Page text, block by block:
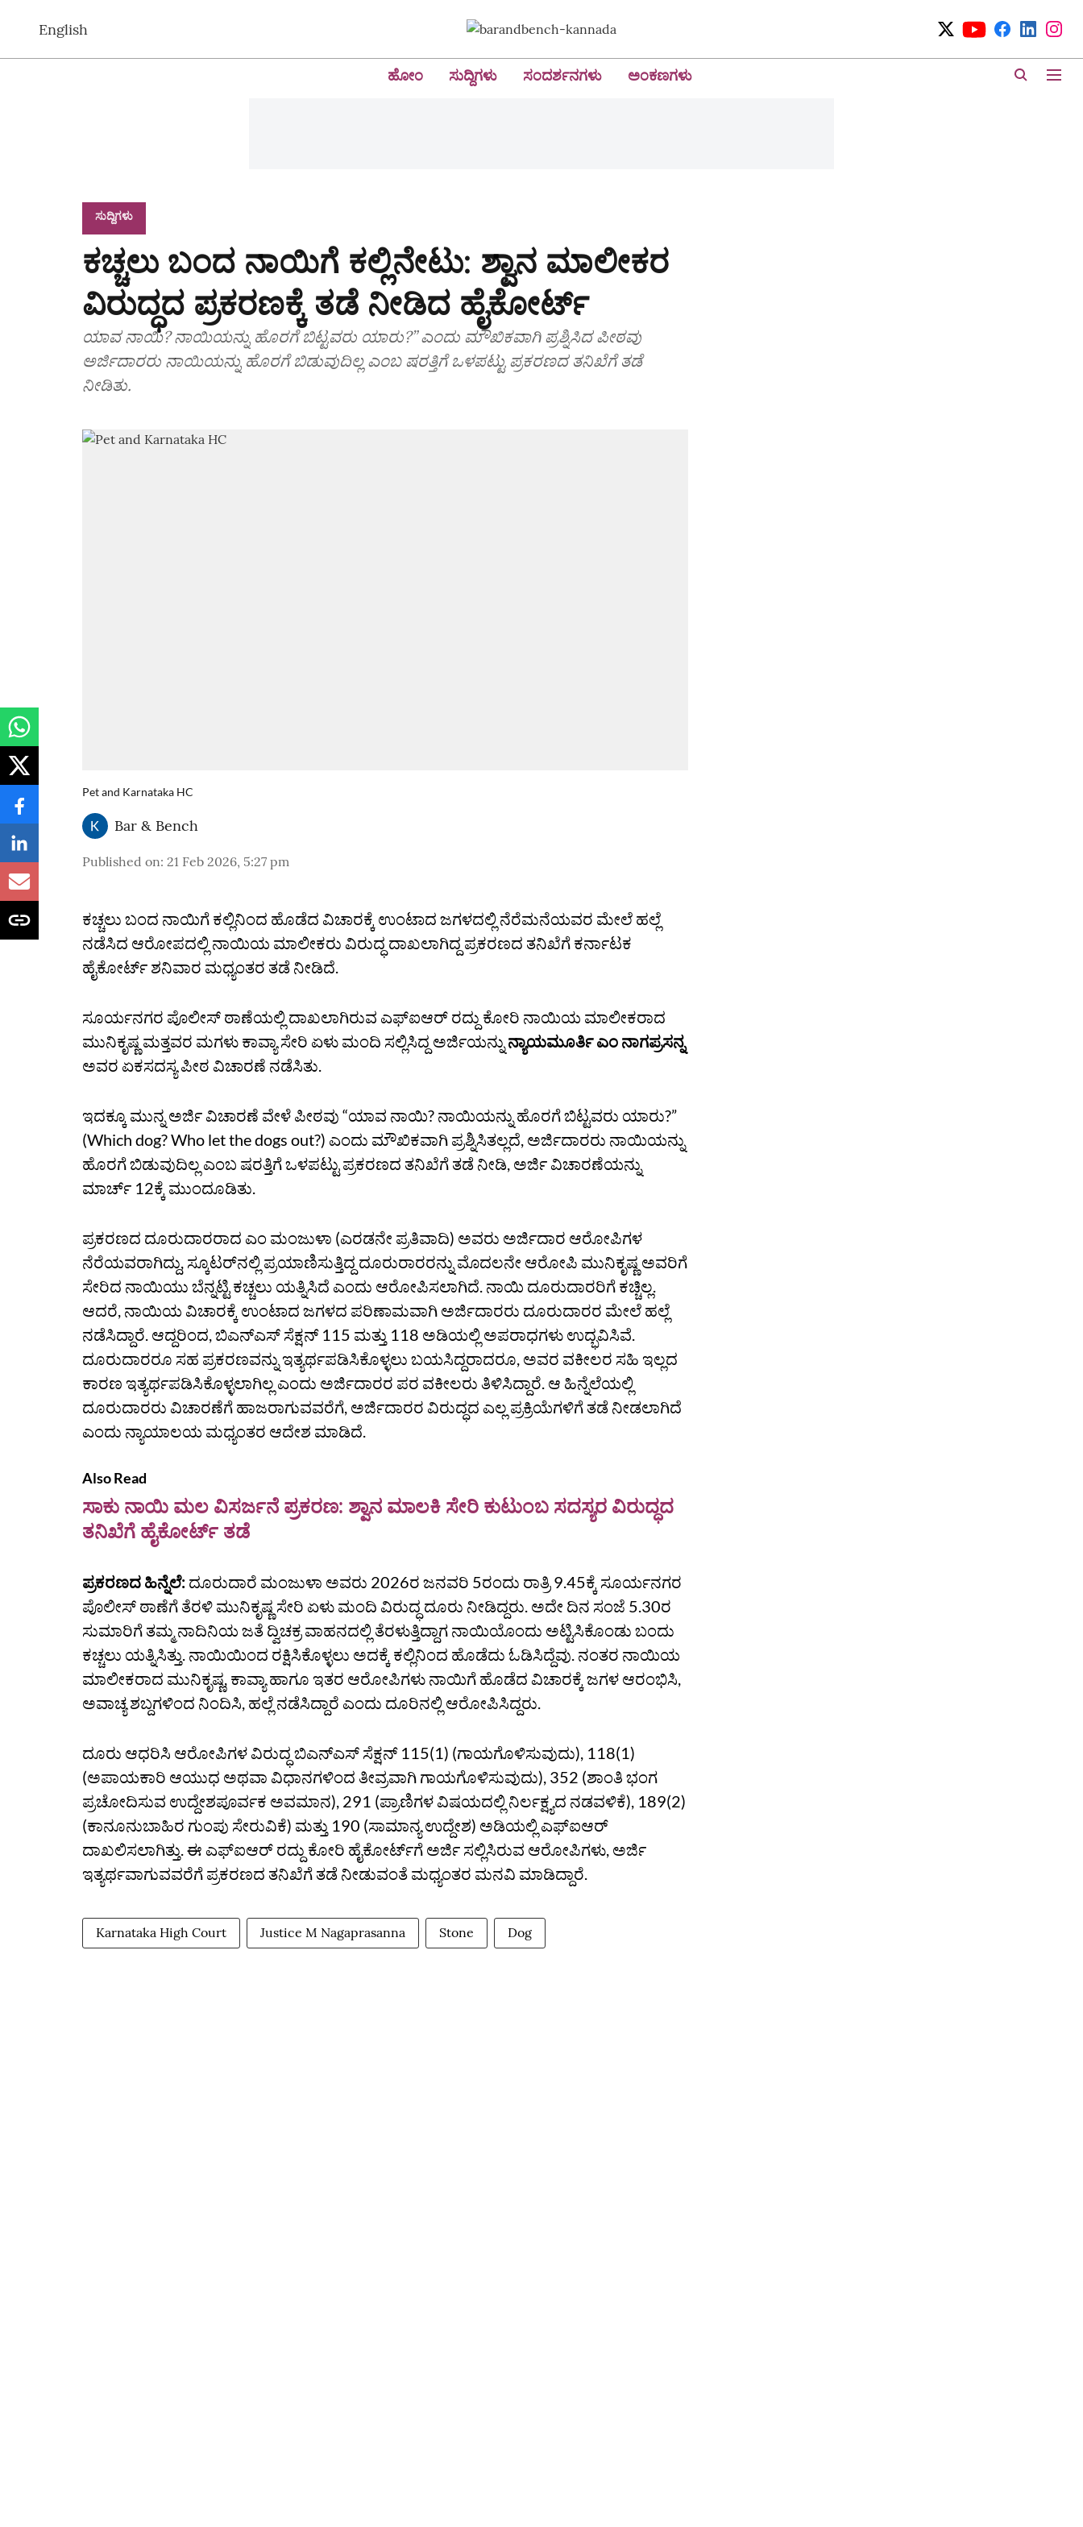
English
ಹೋಂ ಸುದ್ದಿಗಳು ಸಂದರ್ಶನಗಳು ಅಂಕಣಗಳು
ಸುದ್ದಿಗಳು
ಕಚ್ಚಲು ಬಂದ ನಾಯಿಗೆ ಕಲ್ಲಿನೇಟು: ಶ್ವಾನ ಮಾಲೀಕರ
ವಿರುದ್ಧದ ಪ್ರಕರಣಕ್ಕೆ ತಡೆ ನೀಡಿದ ಹೈಕೋರ್ಟ್‌
ಯಾವ ನಾಯಿ? ನಾಯಿಯನ್ನು ಹೊರಗೆ ಬಿಟ್ಟವರು ಯಾರು?” ಎಂದು ಮೌಖಿಕವಾಗಿ ಪ್ರಶ್ನಿಸಿದ ಪೀಠವು
ಅರ್ಜಿದಾರರು ನಾಯಿಯನ್ನು ಹೊರಗೆ ಬಿಡುವುದಿಲ್ಲ ಎಂಬ ಷರತ್ತಿಗೆ ಒಳಪಟ್ಟು ಪ್ರಕರಣದ ತನಿಖೆಗೆ ತಡೆ
ನೀಡಿತು.
Pet and Karnataka HC
Bar & Bench
Published on: 21 Feb 2026, 5:27 pm
ಕಚ್ಚಲು ಬಂದ ನಾಯಿಗೆ ಕಲ್ಲಿ‌ನಿಂದ ಹೊಡೆದ ವಿಚಾರಕ್ಕೆ ಉಂಟಾದ ಜಗಳದಲ್ಲಿ ನೆರೆಮನೆಯವರ ಮೇಲೆ ಹಲ್ಲೆ
ನಡೆಸಿದ ಆರೋಪದಲ್ಲಿ ನಾಯಿಯ ಮಾಲೀಕರು ವಿರುದ್ಧ ದಾಖಲಾಗಿದ್ದ ಪ್ರಕರಣದ ತನಿಖೆಗೆ ಕರ್ನಾಟಕ
ಹೈಕೋರ್ಟ್ ಶನಿವಾರ ಮಧ್ಯಂತರ ತಡೆ ನೀಡಿದೆ.
ಸೂರ್ಯನಗರ ಪೊಲೀಸ್ ಠಾಣೆಯಲ್ಲಿ ದಾಖಲಾಗಿರುವ ಎಫ್ಐಆರ್ ರದ್ದು ಕೋರಿ ನಾಯಿಯ ಮಾಲೀಕರಾದ
ಮುನಿಕೃಷ್ಣ ಮತ್ತವರ ಮಗಳು ಕಾವ್ಯಾ ಸೇರಿ ಏಳು ಮಂದಿ ಸಲ್ಲಿಸಿದ್ದ ಅರ್ಜಿಯನ್ನು ನ್ಯಾಯಮೂರ್ತಿ ಎಂ ನಾಗಪ್ರಸನ್ನ
ಅವರ ಏಕಸದಸ್ಯ ಪೀಠ ವಿಚಾರಣೆ ನಡೆಸಿತು.
ಇದಕ್ಕೂ ಮುನ್ನ ಅರ್ಜಿ ವಿಚಾರಣೆ ವೇಳೆ ಪೀಠವು “ಯಾವ ನಾಯಿ? ನಾಯಿಯನ್ನು ಹೊರಗೆ ಬಿಟ್ಟವರು ಯಾರು?”
(Which dog? Who let the dogs out?) ಎಂದು ಮೌಖಿಕವಾಗಿ ಪ್ರಶ್ನಿಸಿತಲ್ಲದೆ, ಅರ್ಜಿದಾರರು ನಾಯಿಯನ್ನು
ಹೊರಗೆ ಬಿಡುವುದಿಲ್ಲ ಎಂಬ ಷರತ್ತಿಗೆ ಒಳಪಟ್ಟು ಪ್ರಕರಣದ ತನಿಖೆಗೆ ತಡೆ ನೀಡಿ, ಅರ್ಜಿ ವಿಚಾರಣೆಯನ್ನು
ಮಾರ್ಚ್ 12ಕ್ಕೆ ಮುಂದೂಡಿತು.
ಪ್ರಕರಣದ ದೂರುದಾರರಾದ ಎಂ ಮಂಜುಳಾ (ಎರಡನೇ ಪ್ರತಿವಾದಿ) ಅವರು ಅರ್ಜಿದಾರ ಆರೋಪಿಗಳ
ನೆರೆಯವರಾಗಿದ್ದು, ಸ್ಕೂಟರ್‌ನಲ್ಲಿ ಪ್ರಯಾಣಿಸುತ್ತಿದ್ದ ದೂರುರಾರರನ್ನು ಮೊದಲನೇ ಆರೋಪಿ ಮುನಿಕೃಷ್ಣ ಅವರಿಗೆ
ಸೇರಿದ ನಾಯಿಯು ಬೆನ್ನಟ್ಟಿ ಕಚ್ಚಲು ಯತ್ನಿಸಿದೆ ಎಂದು ಆರೋಪಿಸಲಾಗಿದೆ. ನಾಯಿ ದೂರುದಾರರಿಗೆ ಕಚ್ಚಿಲ್ಲ.
ಆದರೆ, ನಾಯಿಯ ವಿಚಾರಕ್ಕೆ ಉಂಟಾದ ಜಗಳದ ಪರಿಣಾಮವಾಗಿ ಅರ್ಜಿದಾರರು ದೂರುದಾರರ ಮೇಲೆ ಹಲ್ಲೆ
ನಡೆಸಿದ್ದಾರೆ. ಆದ್ದರಿಂದ, ಬಿಎನ್ಎಸ್ ಸೆಕ್ಷನ್ 115 ಮತ್ತು 118 ಅಡಿಯಲ್ಲಿ ಅಪರಾಧಗಳು ಉದ್ಭವಿಸಿವೆ.
ದೂರುದಾರರೂ ಸಹ ಪ್ರಕರಣವನ್ನು ಇತ್ಯರ್ಥಪಡಿಸಿಕೊಳ್ಳಲು ಬಯಸಿದ್ದರಾದರೂ, ಅವರ ವಕೀಲರ ಸಹಿ ಇಲ್ಲದ
ಕಾರಣ ಇತ್ಯರ್ಥಪಡಿಸಿಕೊಳ್ಳಲಾಗಿಲ್ಲ ಎಂದು ಅರ್ಜಿದಾರರ ಪರ ವಕೀಲರು ತಿಳಿಸಿದ್ದಾರೆ. ಆ ಹಿನ್ನೆಲೆಯಲ್ಲಿ
ದೂರುದಾರರು ವಿಚಾರಣೆಗೆ ಹಾಜರಾಗುವವರೆಗೆ, ಅರ್ಜಿದಾರರ ವಿರುದ್ಧದ ಎಲ್ಲ ಪ್ರಕ್ರಿಯೆಗಳಿಗೆ ತಡೆ ನೀಡಲಾಗಿದೆ
ಎಂದು ನ್ಯಾಯಾಲಯ ಮಧ್ಯಂತರ ಆದೇಶ ಮಾಡಿದೆ.
Also Read
ಸಾಕು ನಾಯಿ ಮಲ ವಿಸರ್ಜನೆ ಪ್ರಕರಣ: ಶ್ವಾನ ಮಾಲಕಿ ಸೇರಿ ಕುಟುಂಬ ಸದಸ್ಯರ ವಿರುದ್ಧದ
ತನಿಖೆಗೆ ಹೈಕೋರ್ಟ್‌ ತಡೆ
ಪ್ರಕರಣದ ಹಿನ್ನೆಲೆ: ದೂರುದಾರೆ ಮಂಜುಳಾ ಅವರು 2026ರ ಜನವರಿ 5ರಂದು ರಾತ್ರಿ 9.45ಕ್ಕೆ ಸೂರ್ಯನಗರ
ಪೊಲೀಸ್ ಠಾಣೆಗೆ ತೆರಳಿ ಮುನಿಕೃಷ್ಣ ಸೇರಿ ಏಳು ಮಂದಿ ವಿರುದ್ಧ ದೂರು ನೀಡಿದ್ದರು. ಅದೇ ದಿನ ಸಂಜೆ 5.30ರ
ಸುಮಾರಿಗೆ ತಮ್ಮ ನಾದಿನಿಯ ಜತೆ ದ್ವಿಚಕ್ರ ವಾಹನದಲ್ಲಿ ತೆರಳುತ್ತಿದ್ದಾಗ ನಾಯಿಯೊಂದು ಅಟ್ಟಿಸಿಕೊಂಡು ಬಂದು
ಕಚ್ಚಲು ಯತ್ನಿಸಿತ್ತು. ನಾಯಿಯಿಂದ ರಕ್ಷಿಸಿಕೊಳ್ಳಲು ಅದಕ್ಕೆ ಕಲ್ಲಿನಿಂದ ಹೊಡೆದು ಓಡಿಸಿದ್ದೆವು. ನಂತರ ನಾಯಿಯ
ಮಾಲೀಕರಾದ ಮುನಿಕೃಷ್ಣ, ಕಾವ್ಯಾ ಹಾಗೂ ಇತರ ಆರೋಪಿಗಳು ನಾಯಿಗೆ ಹೊಡೆದ ವಿಚಾರಕ್ಕೆ ಜಗಳ ಆರಂಭಿಸಿ,
ಅವಾಚ್ಯ ಶಬ್ದಗಳಿಂದ ನಿಂದಿಸಿ, ಹಲ್ಲೆ ನಡೆಸಿದ್ದಾರೆ ಎಂದು ದೂರಿನಲ್ಲಿ ಆರೋಪಿಸಿದ್ದರು.
ದೂರು ಆಧರಿಸಿ ಆರೋಪಿಗಳ ವಿರುದ್ಧ ಬಿಎನ್‌ಎಸ್ ಸೆಕ್ಷನ್ 115(1) (ಗಾಯಗೊಳಿಸುವುದು), 118(1)
(ಅಪಾಯಕಾರಿ ಆಯುಧ ಅಥವಾ ವಿಧಾನಗಳಿಂದ ತೀವ್ರವಾಗಿ ಗಾಯಗೊಳಿಸುವುದು), 352 (ಶಾಂತಿ ಭಂಗ
ಪ್ರಚೋದಿಸುವ ಉದ್ದೇಶಪೂರ್ವಕ ಅವಮಾನ), 291 (ಪ್ರಾಣಿಗಳ ವಿಷಯದಲ್ಲಿ ನಿರ್ಲಕ್ಷ್ಯದ ನಡವಳಿಕೆ), 189(2)
(ಕಾನೂನುಬಾಹಿರ ಗುಂಪು ಸೇರುವಿಕೆ) ಮತ್ತು 190 (ಸಾಮಾನ್ಯ ಉದ್ದೇಶ) ಅಡಿಯಲ್ಲಿ ಎಫ್‌ಐಆರ್
ದಾಖಲಿಸಲಾಗಿತ್ತು. ಈ ಎಫ್‌ಐಆರ್ ರದ್ದು ಕೋರಿ ಹೈಕೋರ್ಟ್‌ಗೆ ಅರ್ಜಿ ಸಲ್ಲಿಸಿರುವ ಆರೋಪಿಗಳು, ಅರ್ಜಿ
ಇತ್ಯರ್ಥವಾಗುವವರೆಗೆ ಪ್ರಕರಣದ ತನಿಖೆಗೆ ತಡೆ ನೀಡುವಂತೆ ಮಧ್ಯಂತರ ಮನವಿ ಮಾಡಿದ್ದಾರೆ.
Karnataka High Court Justice M Nagaprasanna Stone Dog